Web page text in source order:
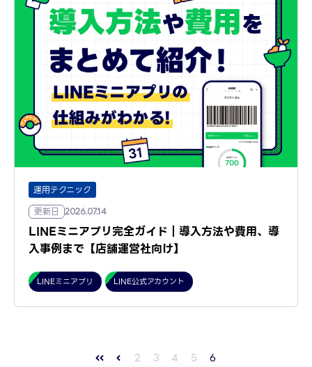
運用テクニック
更新日
2026.07.14
LINEミニアプリ完全ガイド｜導入方法や費用、導
入事例まで【店舗運営社向け】
LINEミニアプリ LINE公式アカウント
2 3 4 5 6